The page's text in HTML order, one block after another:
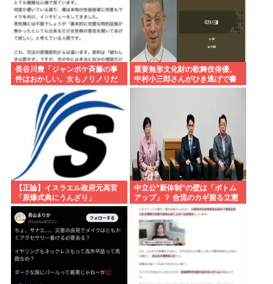
長谷川豊「ジャンポケ斉藤の事
件はおかしい。女もノリノリだ
った冤罪だろ」
重要無形文化財の歌舞伎俳優、
中村小三郎さんがひき逃げで書
類送検
【正論】イスラエル政府元高官
「原爆式典にうんざり」
中立公”新体制”の壁は「ボトム
アップ」？ 合流のカギ握る立憲